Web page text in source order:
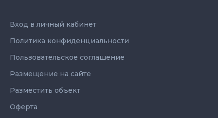
Вход в личный кабинет
Политика конфиденциальности
Пользовательское соглашение
Размещение на сайте
Разместить объект
Оферта